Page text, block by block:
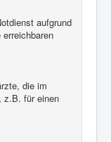
aufgrund
die im
z.B. für einen